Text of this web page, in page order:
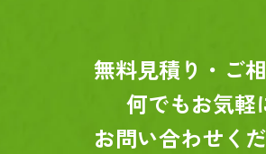
無料見積り・ご相
何でもお気軽
お問い合わせく